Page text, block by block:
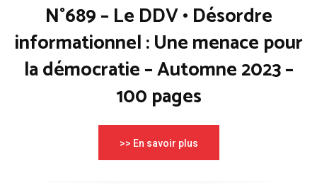
N°689 – Le DDV • Désordre
informationnel : Une menace pour
la démocratie – Automne 2023 –
100 pages
>> En savoir plus